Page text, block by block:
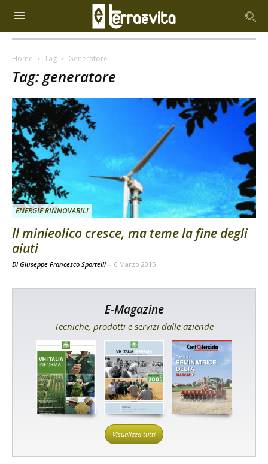
Home Tag Generatore
Tag: generatore
ENERGIE RINNOVABILI
Il minieolico cresce, ma teme la fine degli
aiuti
Di Giuseppe Francesco Sportelli - 6 Marzo 2015
E-Magazine
Tecniche, prodotti e servizi dalle aziende
Visualizza tutti